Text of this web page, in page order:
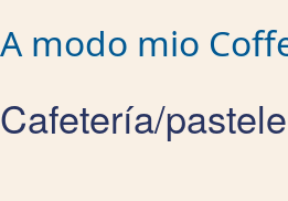
A modo mio
Cafetería/